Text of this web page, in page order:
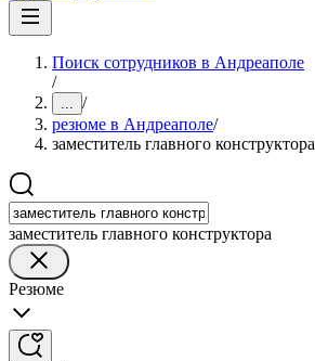
Поиск сотрудников в Андреаполе
/
... /
резюме в Андреаполе/
заместитель главного конструктора
заместитель главного конструктора
Резюме